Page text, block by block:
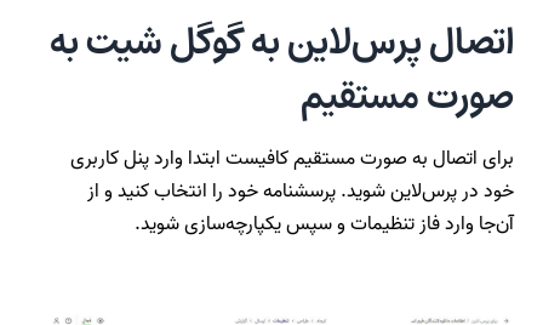
اتصال پرس‌لاین به گوگل شیت به
صورت مستقیم
برای اتصال به صورت مستقیم کافیست ابتدا وارد پنل کاربری
خود در پرس‌لاین شوید. پرسشنامه خود را انتخاب کنید و از
آن‌جا وارد فاز تنظیمات و سپس یکپارچه‌سازی شوید.